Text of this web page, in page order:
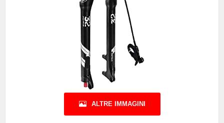
ALTRE IMMAGINI